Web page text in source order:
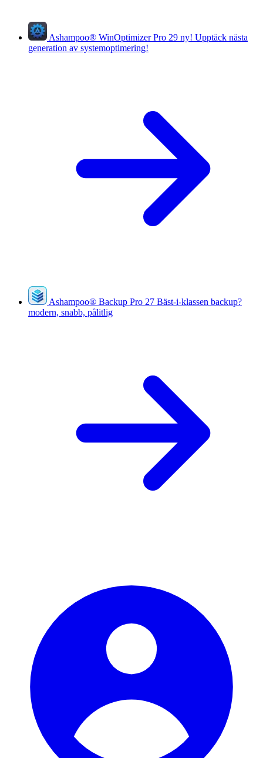
Ashampoo® WinOptimizer Pro 29 ny! Upptäck nästa
generation av systemoptimering!
Ashampoo® Backup Pro 27 Bäst-i-klassen backup?
modern, snabb, pålitlig